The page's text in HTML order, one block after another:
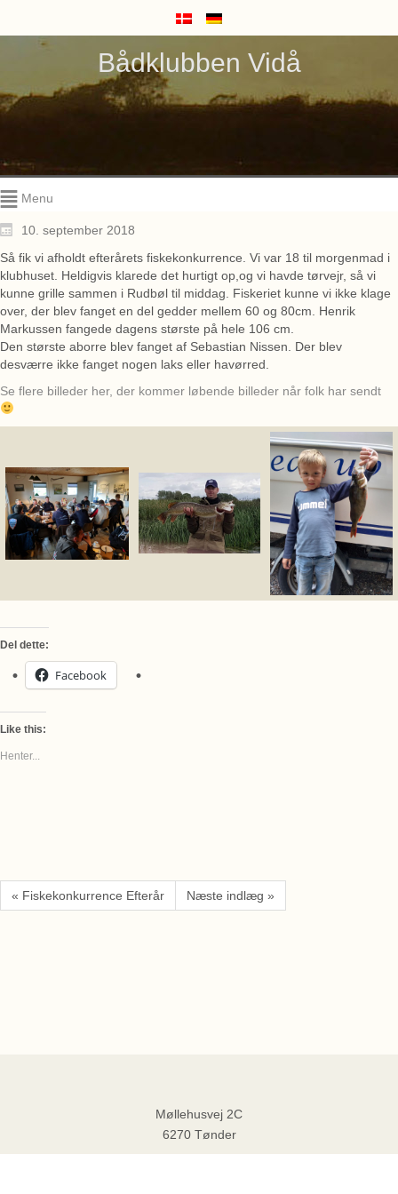
Bådklubben Vidå
Menu
10. september 2018
Så fik vi afholdt efterårets fiskekonkurrence. Vi var 18 til morgenmad i
klubhuset. Heldigvis klarede det hurtigt op,og vi havde tørvejr, så vi
kunne grille sammen i Rudbøl til middag. Fiskeriet kunne vi ikke klage
over, der blev fanget en del gedder mellem 60 og 80cm. Henrik
Markussen fangede dagens største på hele 106 cm.
Den største aborre blev fanget af Sebastian Nissen. Der blev
desværre ikke fanget nogen laks eller havørred.
Se flere billeder her, der kommer løbende billeder når folk har sendt
Del dette:
Facebook
Like this:
Henter...
« Fiskekonkurrence Efterår Næste indlæg »
Møllehusvej 2C
6270 Tønder